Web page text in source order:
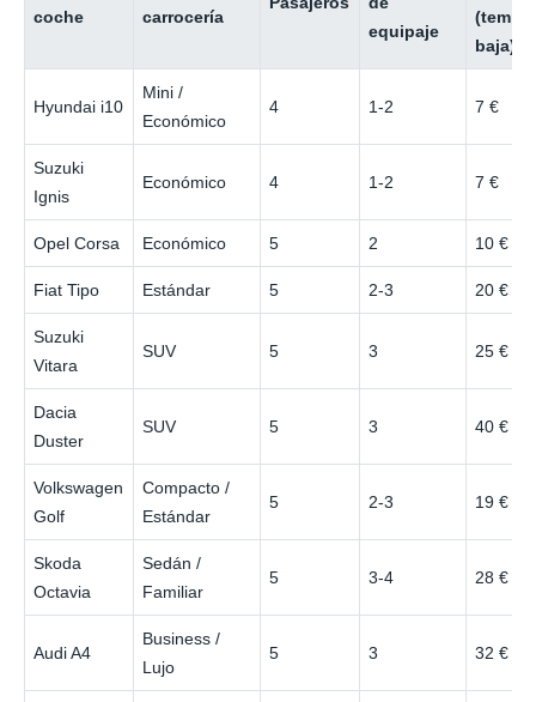
coche
carrocería
equipaje
baja)
Hyundai i10
Mini /
Económico
4 1-2 7 €
Suzuki
Ignis
Económico 4 1-2 7 €
Opel Corsa Económico 5 2 10 €
Fiat Tipo Estándar 5 2-3 20 €
Suzuki
Vitara
SUV 5 3 25 €
Dacia
Duster
SUV 5 3 40 €
Volkswagen
Golf
Compacto /
Estándar
5 2-3 19 €
Skoda
Octavia
Sedán /
Familiar
5 3-4 28 €
Audi A4
Business /
Lujo
5 3 32 €